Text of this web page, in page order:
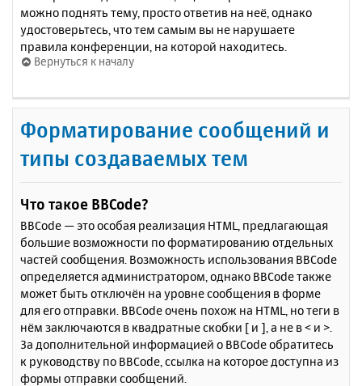
можно поднять тему, просто ответив на неё, однако
удостоверьтесь, что тем самым вы не нарушаете
правила конференции, на которой находитесь.
Вернуться к началу
Форматирование сообщений и
типы создаваемых тем
Что такое BBCode?
BBCode — это особая реализация HTML, предлагающая
большие возможности по форматированию отдельных
частей сообщения. Возможность использования BBCode
определяется администратором, однако BBCode также
может быть отключён на уровне сообщения в форме
для его отправки. BBCode очень похож на HTML, но теги в
нём заключаются в квадратные скобки [ и ], а не в < и >.
За дополнительной информацией о BBCode обратитесь
к руководству по BBCode, ссылка на которое доступна из
формы отправки сообщений.